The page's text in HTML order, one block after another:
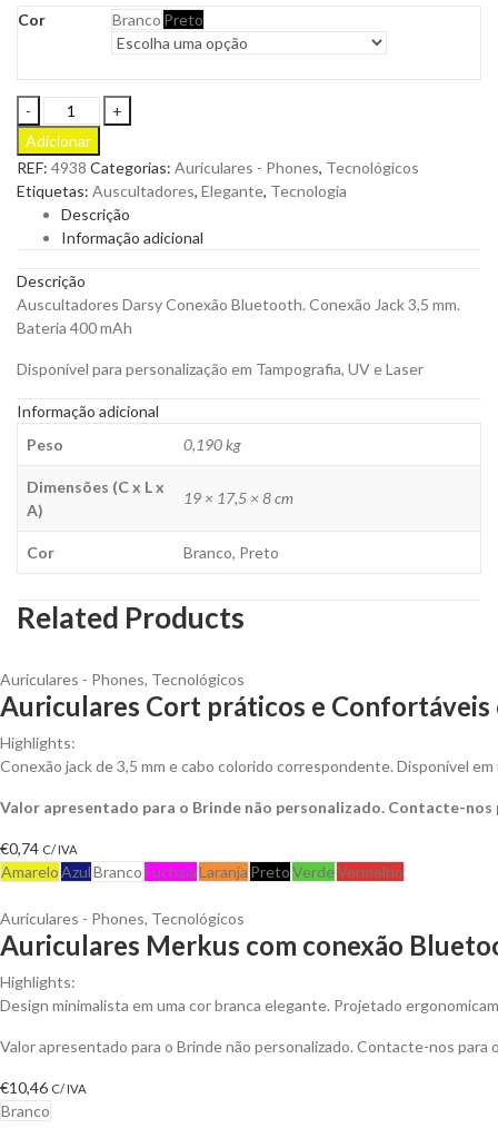
Cor Branco Preto
Auscultadores
Darsy
para
ser
Personalizado
quantity
Adicionar
REF: 4938 Categorias: Auriculares - Phones, Tecnológicos
Etiquetas: Auscultadores, Elegante, Tecnologia
Descrição
Informação adicional
Descrição
Auscultadores Darsy Conexão Bluetooth. Conexão Jack 3,5 mm.
Bateria 400 mAh
Disponível para personalização em Tampografia, UV e Laser
Informação adicional
Peso
0,190 kg
Dimensões (C x L x
A)
19 × 17,5 × 8 cm
Cor Branco, Preto
Related Products
Auriculares - Phones, Tecnológicos
Auriculares Cort práticos e Confortáveis
Highlights:
Conexão jack de 3,5 mm e cabo colorido correspondente. Disponível em
Valor apresentado para o Brinde não personalizado. Contacte-
€0,74 C/ IVA
AmareloAzulBrancoFuchsiaLaranja PretoVerdeVermelho
Auriculares - Phones, Tecnológicos
Auriculares Merkus com conexão
Highlights:
Design minimalista em uma cor branca elegante. Projetado
Valor apresentado para o Brinde não personalizado. Contacte-nos
€10,46 C/ IVA
Branco